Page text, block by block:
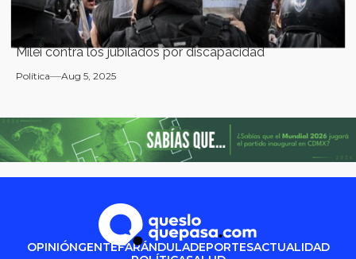
Milei contra los jubilados por discapacidad
Política Aug 5, 2025
OPINIÓNGENTEFARÁNDULADEPORTESACTUALIDAD